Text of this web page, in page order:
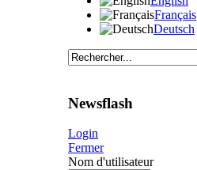
Français
Deutsch
Newsflash
Login
Fermer
Nom d'utilisateur